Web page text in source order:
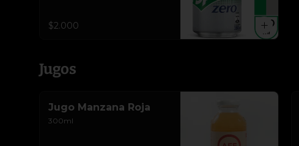
$2.000
Jugos
Jugo Manzana Roja
300ml